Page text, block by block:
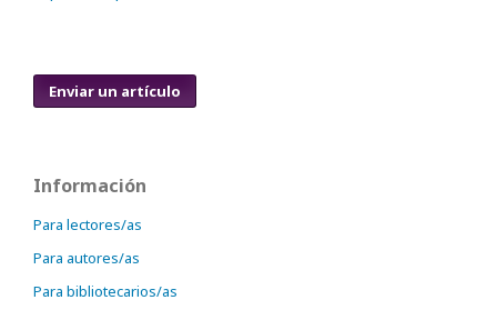
Enviar un artículo
Información
Para lectores/as
Para autores/as
Para bibliotecarios/as